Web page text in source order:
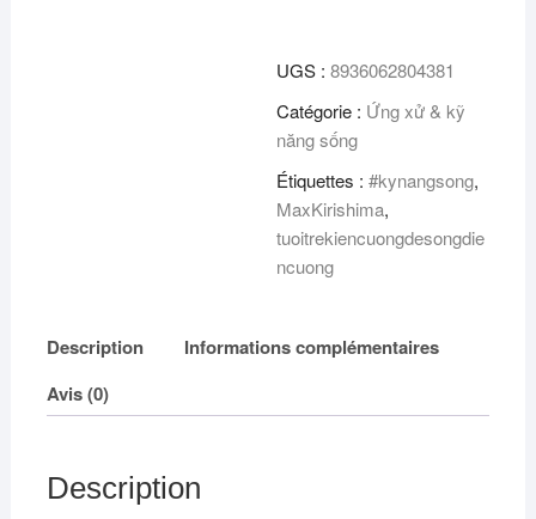
cường
để
sống
điên
cuồng
UGS :8936062804381
Catégorie : Ứng xử & kỹ
năng sống
Étiquettes :#kynangsong,
MaxKirishima,
tuoitrekiencuongdesongdie
ncuong
Description
Informations complémentaires
Avis (0)
Description